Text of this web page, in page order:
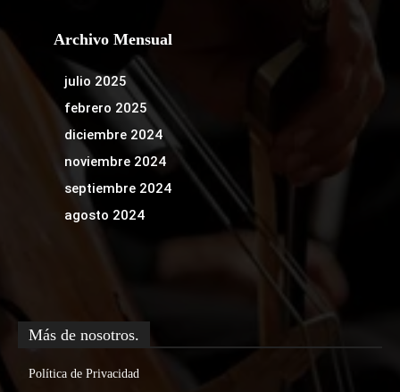
Archivo Mensual
julio 2025
febrero 2025
diciembre 2024
noviembre 2024
septiembre 2024
agosto 2024
Más de nosotros.
Política de Privacidad